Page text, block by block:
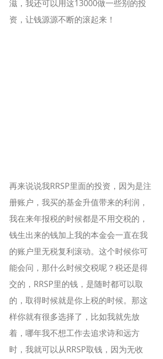
滋，我还可以用这13000做一些别的投
资，让钱源源不断的滚起来！
再来说说我RRSP里面的投资，因为是注
册账户，我买的基金升值带来的利润，
我在来年报税的时候都是不用交税的，
钱生出来的钱加上我的本金会一直在我
的账户里无税复利滚动。这个时候你可
能会问，那什么时候交税呢？税还是得
交的，RRSP里的钱，是随时都可以取
的，取得时候就是你上税的时候。那这
样你就有很多选择了，比如我就先放
着，哪年我不想工作去追求诗和远方
时，我就可以从RRSP取钱，因为无收